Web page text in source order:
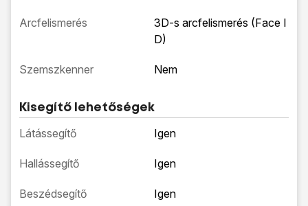
Arcfelismerés
3D-s arcfelismerés (Face I
D)
Szemszkenner Nem
Kisegítő lehetőségek
Látássegítő Igen
Hallássegítő Igen
Beszédsegítő Igen